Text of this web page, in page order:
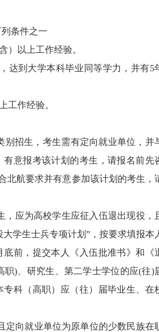
条件之一
）以上工作经验。
达到大学本科毕业同等学力，并有5
工作经验。
别招生，考生需有定向就业单位，并
意报考该计划的考生，请报名前先
北航要求并有意参加该计划的考生，
应为高校学生应征入伍退出现役，
学生士兵专项计划”，按要求填报本
前，提交本人《入伍批准书》和《
职)、研究生、第二学士学位的应(往)
科（高职）应（往）届毕业生、在
定向就业单位为原单位的少数民族在